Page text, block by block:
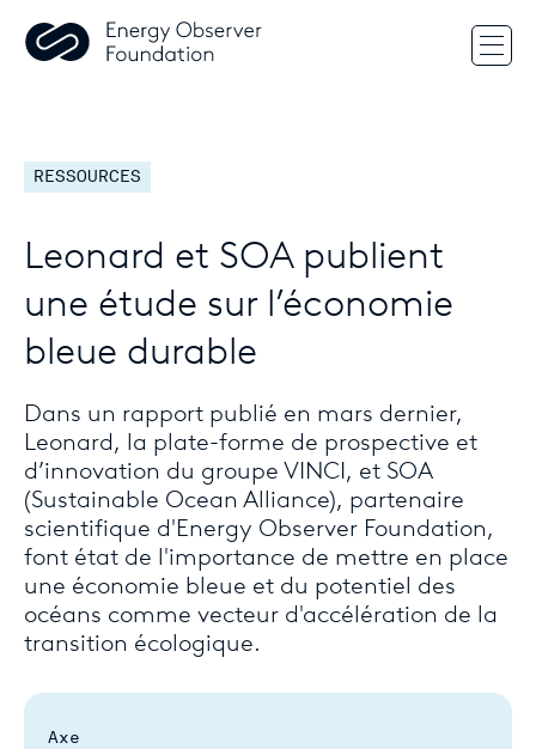
RESSOURCES
Leonard et SOA publient
une étude sur l’économie
bleue durable
Dans un rapport publié en mars dernier,
Leonard, la plate-forme de prospective et
d’innovation du groupe VINCI, et SOA
(Sustainable Ocean Alliance), partenaire
scientifique d'Energy Observer Foundation,
font état de l'importance de mettre en place
une économie bleue et du potentiel des
océans comme vecteur d'accélération de la
transition écologique.
Axe